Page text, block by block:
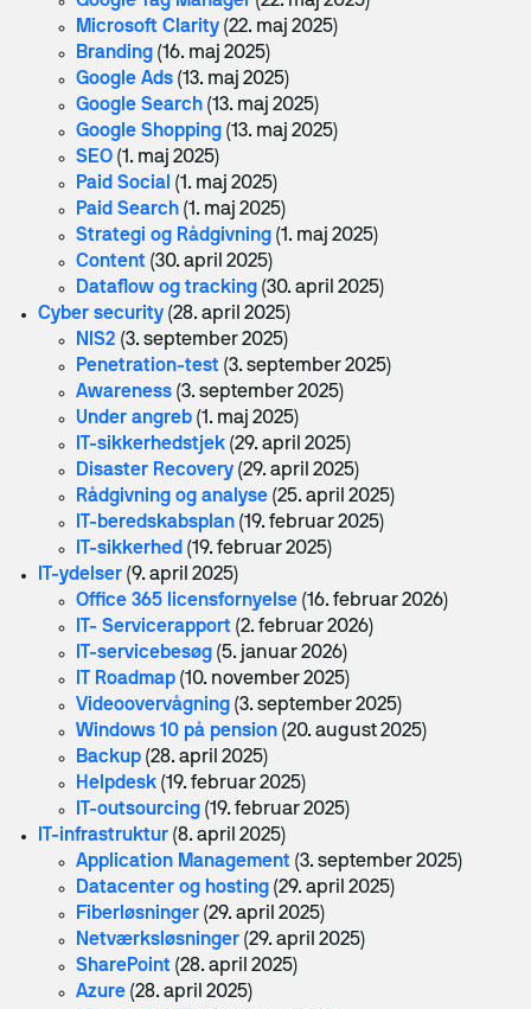
Webbureau
Webudvikling
Hjemmeside
Webshops
Drift, hosting og support
Foranalyse
CRO og UX
Integrationer
Marketing
Strategi og rådgivning
Paid Search
Paid Social
Meta Ads
Content
SEO
Branding
Server-side tracking
Maritime Services
Satellit-tv og internet
Microsoft Clarity (22. maj 2025)
Branding (16. maj 2025)
Google Ads (13. maj 2025)
Google Search (13. maj 2025)
Google Shopping (13. maj 2025)
SEO (1. maj 2025)
Paid Social (1. maj 2025)
Paid Search (1. maj 2025)
Strategi og Rådgivning (1. maj 2025)
Content (30. april 2025)
Dataflow og tracking (30. april 2025)
Cyber security (28. april 2025)
NIS2 (3. september 2025)
Penetration-test (3. september 2025)
Awareness (3. september 2025)
Under angreb (1. maj 2025)
IT-sikkerhedstjek (29. april 2025)
Disaster Recovery (29. april 2025)
Rådgivning og analyse (25. april 2025)
IT-bered­skabs­plan (19. februar 2025)
IT-sikkerhed (19. februar 2025)
IT-ydelser (9. april 2025)
Office 365 licensfornyelse (16. februar 2026)
IT- Servicerapport (2. februar 2026)
IT-servicebesøg (5. januar 2026)
IT Roadmap (10. november 2025)
Videoovervågning (3. september 2025)
Windows 10 på pension (20. august 2025)
Backup (28. april 2025)
Helpdesk (19. februar 2025)
IT-out­sour­cing (19. februar 2025)
IT-infrastruk­tur (8. april 2025)
Application Management (3. september 2025)
Datacenter og hosting (29. april 2025)
Fiberløsninger (29. april 2025)
Netværksløsninger (29. april 2025)
SharePoint (28. april 2025)
Azure (28. april 2025)